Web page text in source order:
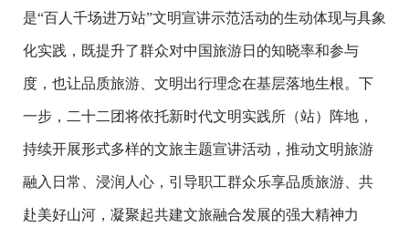
是“百人千场进万站”文明宣讲示范活动的生动体现与具象
化实践，既提升了群众对中国旅游日的知晓率和参与
度，也让品质旅游、文明出行理念在基层落地生根。下
一步，二十二团将依托新时代文明实践所（站）阵地，
持续开展形式多样的文旅主题宣讲活动，推动文明旅游
融入日常、浸润人心，引导职工群众乐享品质旅游、共
赴美好山河，凝聚起共建文旅融合发展的强大精神力